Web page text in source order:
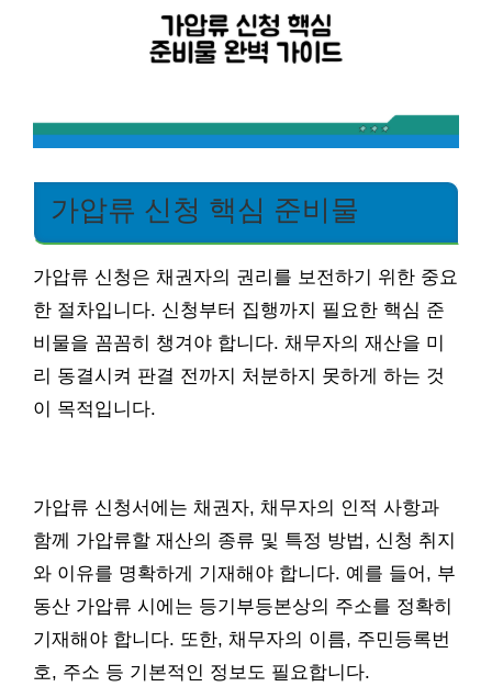
가압류 신청 핵심 준비물
가압류 신청은 채권자의 권리를 보전하기 위한 중요
한 절차입니다. 신청부터 집행까지 필요한 핵심 준
비물을 꼼꼼히 챙겨야 합니다. 채무자의 재산을 미
리 동결시켜 판결 전까지 처분하지 못하게 하는 것
이 목적입니다.
가압류 신청서에는 채권자, 채무자의 인적 사항과
함께 가압류할 재산의 종류 및 특정 방법, 신청 취지
와 이유를 명확하게 기재해야 합니다. 예를 들어, 부
동산 가압류 시에는 등기부등본상의 주소를 정확히
기재해야 합니다. 또한, 채무자의 이름, 주민등록번
호, 주소 등 기본적인 정보도 필요합니다.